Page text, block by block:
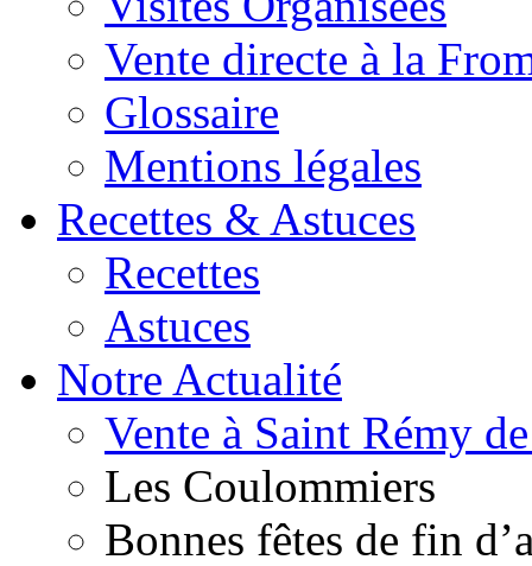
Vente directe à la
Glossaire
Mentions légales
Recettes & Astuces
Recettes
Astuces
Notre Actualité
Vente à Saint Rémy
Les Coulommiers
Bonnes fêtes de fin